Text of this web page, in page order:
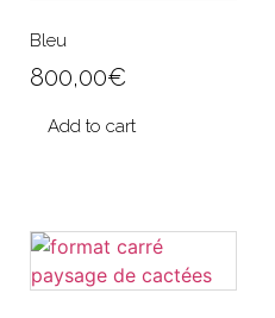
Bleu
800,00€
Add to cart